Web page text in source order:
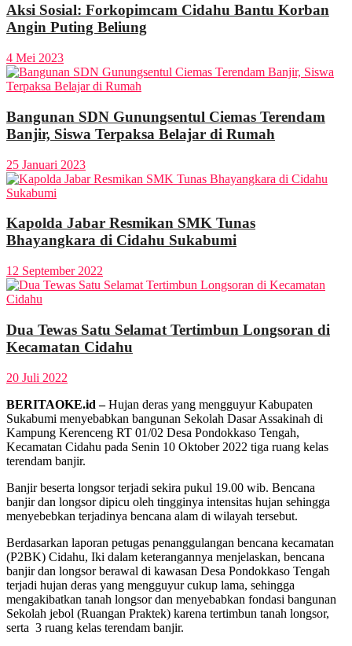
Aksi Sosial: Forkopimcam Cidahu Bantu Korban
Angin Puting Beliung
4 Mei 2023
Bangunan SDN Gunungsentul Ciemas Terendam
Banjir, Siswa Terpaksa Belajar di Rumah
25 Januari 2023
Kapolda Jabar Resmikan SMK Tunas
Bhayangkara di Cidahu Sukabumi
12 September 2022
Dua Tewas Satu Selamat Tertimbun Longsoran di
Kecamatan Cidahu
20 Juli 2022
BERITAOKE.id –Hujan deras yang mengguyur Kabupaten
Sukabumi menyebabkan bangunan Sekolah Dasar Assakinah di
Kampung Kerenceng RT 01/02 Desa Pondokkaso Tengah,
Kecamatan Cidahu pada Senin 10 Oktober 2022 tiga ruang kelas
terendam banjir.
Banjir beserta longsor terjadi sekira pukul 19.00 wib. Bencana
banjir dan longsor dipicu oleh tingginya intensitas hujan sehingga
menyebebkan terjadinya bencana alam di wilayah tersebut.
Berdasarkan laporan petugas penanggulangan bencana kecamatan
(P2BK) Cidahu, Iki dalam keterangannya menjelaskan, bencana
banjir dan longsor berawal di kawasan Desa Pondokkaso Tengah
terjadi hujan deras yang mengguyur cukup lama, sehingga
mengakibatkan tanah longsor dan menyebabkan fondasi bangunan
Sekolah jebol (Ruangan Praktek) karena tertimbun tanah longsor,
serta 3 ruang kelas terendam banjir.